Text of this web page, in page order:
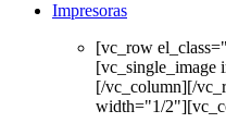
Impresoras
[vc_row
[vc_single_image
[/vc_column][/
width="1/